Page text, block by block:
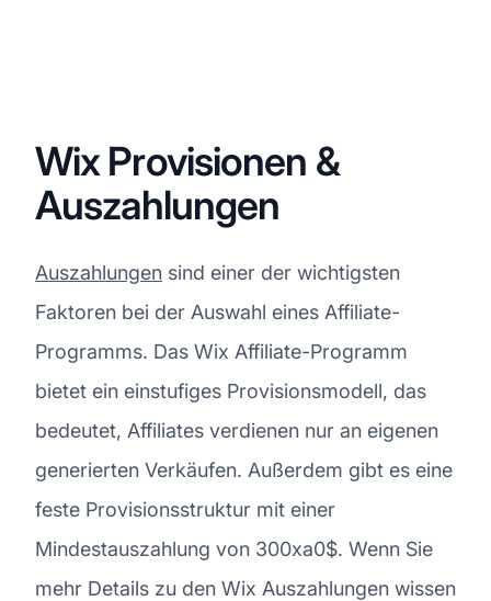
Wix Provisionen &
Auszahlungen
Auszahlungen sind einer der wichtigsten
Faktoren bei der Auswahl eines Affiliate-
Programms. Das Wix Affiliate-Programm
bietet ein einstufiges Provisionsmodell, das
bedeutet, Affiliates verdienen nur an eigenen
generierten Verkäufen. Außerdem gibt es eine
feste Provisionsstruktur mit einer
Mindestauszahlung von 300xa0$. Wenn Sie
mehr Details zu den Wix Auszahlungen wissen